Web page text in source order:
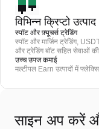
विभिन्न क्रिप्टो उत्पाद
स्पॉट और फ़्यूचर्स ट्रेडिंग
स्पॉट और मार्जिन ट्रेडिंग,
और ट्रेडिंग बॉट सहित सेवाओं
उच्च उपज कमाई
मल्टीपल Earn उत्पादों में
साइन अप करें